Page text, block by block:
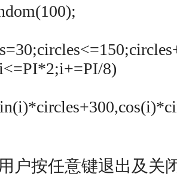
8)
户按任意键退出及关